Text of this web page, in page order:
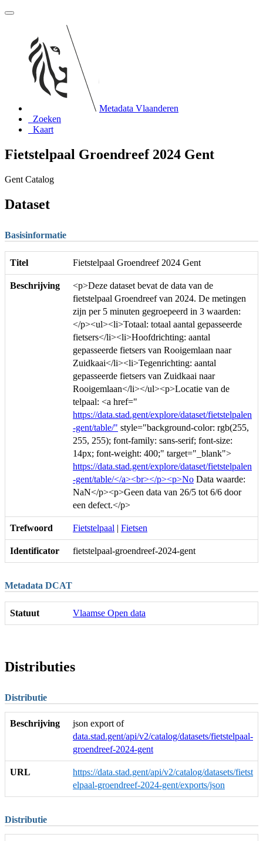
Metadata Vlaanderen
Zoeken
Kaart
Fietstelpaal Groendreef 2024 Gent
Gent Catalog
Dataset
Basisinformatie
Titel Fietstelpaal Groendreef 2024 Gent
Beschrijving
<p>Deze dataset bevat de data van de
fietstelpaal Groendreef van 2024. De metingen
zijn per 5 minuten gegroepeerd in 3 waarden:
</p><ul><li>Totaal: totaal aantal gepasseerde
fietsers</li><li>Hoofdrichting: aantal
gepasseerde fietsers van Rooigemlaan naar
Zuidkaai</li><li>Tegenrichting: aantal
gepasseerde fietsers van Zuidkaai naar
Rooigemlaan</li></ul><p>Locatie van de
telpaal: <a href="
https://data.stad.gent/explore/dataset/fietstelpalen
-gent/table/" style="background-color: rgb(255,
255, 255); font-family: sans-serif; font-size:
14px; font-weight: 400;" target="_blank">
https://data.stad.gent/explore/dataset/fietstelpalen
-gent/table/</a><br></p><p>No Data waarde:
NaN</p><p>Geen data van 26/5 tot 6/6 door
een defect.</p>
Trefwoord Fietstelpaal | Fietsen
Identificator fietstelpaal-groendreef-2024-gent
Metadata DCAT
Statuut Vlaamse Open data
Distributies
Distributie
Beschrijving
json export of
data.stad.gent/api/v2/catalog/datasets/fietstelpaal-
groendreef-2024-gent
URL
https://data.stad.gent/api/v2/catalog/datasets/fietst
elpaal-groendreef-2024-gent/exports/json
Distributie